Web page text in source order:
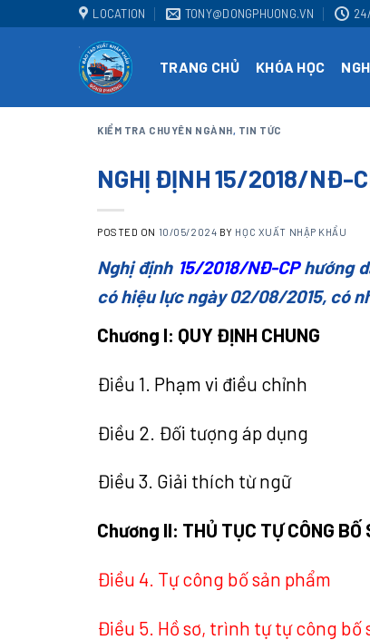
to
LOCATION TONY@DONGPHUONG.VN
TRANG CHỦ KHÓA HỌC
KIỂM TRA CHUYÊN NGÀNH, TIN TỨC
NGHỊ ĐỊNH 15/2018/NĐ-
POSTED ON 10/05/2024 BY HỌC XUẤT NHẬP KHẨU
Nghị định 15/2018/NĐ-CPhướng
có hiệu lực ngày 02/08/2015, có
Chương I: QUY ĐỊNH CHUNG
Điều 1. Phạm vi điều chỉnh
Điều 2. Đối tượng áp dụng
Điều 3. Giải thích từ ngữ
Chương II: THỦ TỤC TỰ CÔNG BỐ
Điều 4. Tự công bố sản phẩm
Điều 5. Hồ sơ, trình tự tự công bố